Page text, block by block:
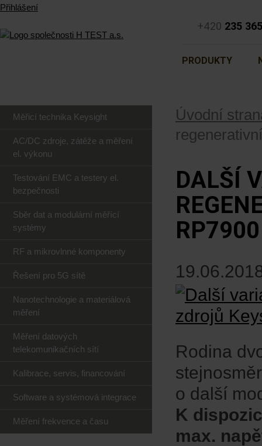
+420 235
PRODUKTY
Přihlášení
Úvodní
DALŠÍ
RP7900
Rodina
o další
K
max.
Měřicí technika Keysight
AC/DC zdroje, zátěže a měření
el. výkonu
Testování EMC a testery el.
bezpečnosti
Sběr dat a modulární měřící
systémy
RF a mikrovlnné komponenty
Řešení pro 5G sítě
Nanotechnologie a materiálová
měření
Měření datových
telekomunikačních sítí
Kalibrace, servis, financování
Software a systémová integrace
Měření frekvence a času